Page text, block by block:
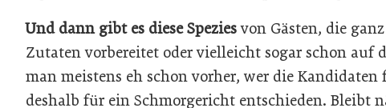
Und dann gibt es diese Speziesvon Gästen, die
Zutaten vorbereitet oder vielleicht sogar schon auf
man meistens eh schon vorher, wer die
deshalb für ein Schmorgericht entschieden. Bleibt